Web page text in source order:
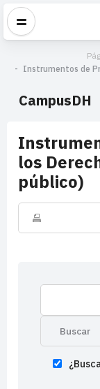
Instrumentos de
CampusDH
los
público)